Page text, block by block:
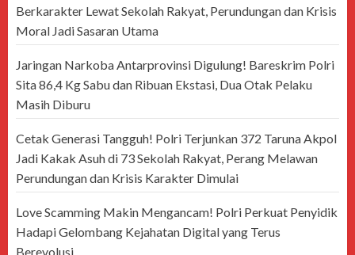
Berkarakter Lewat Sekolah Rakyat, Perundungan dan Krisis
Moral Jadi Sasaran Utama
Jaringan Narkoba Antarprovinsi Digulung! Bareskrim Polri
Sita 86,4 Kg Sabu dan Ribuan Ekstasi, Dua Otak Pelaku
Masih Diburu
Cetak Generasi Tangguh! Polri Terjunkan 372 Taruna Akpol
Jadi Kakak Asuh di 73 Sekolah Rakyat, Perang Melawan
Perundungan dan Krisis Karakter Dimulai
Love Scamming Makin Mengancam! Polri Perkuat Penyidik
Hadapi Gelombang Kejahatan Digital yang Terus
Berevolusi